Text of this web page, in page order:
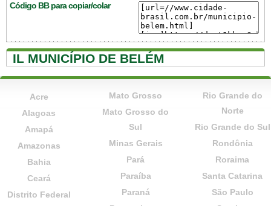
Código BB para copiar/colar
IL MUNICÍPIO DE BELÉM
Acre
Alagoas
Amapá
Amazonas
Bahia
Ceará
Distrito Federal
Mato Grosso
Mato Grosso do
Sul
Minas Gerais
Pará
Paraíba
Paraná
Rio Grande do
Norte
Rio Grande do Sul
Rondônia
Roraima
Santa Catarina
São Paulo